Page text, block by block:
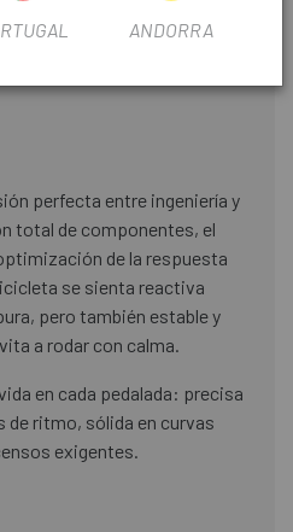
de ofrecer una conducción
perfecta entre ingeniería y
total de componentes, el
de la respuesta
se sienta reactiva
pero también estable y
a rodar con calma.
en cada pedalada: precisa
de ritmo, sólida en curvas
exigentes.
ANDORRA